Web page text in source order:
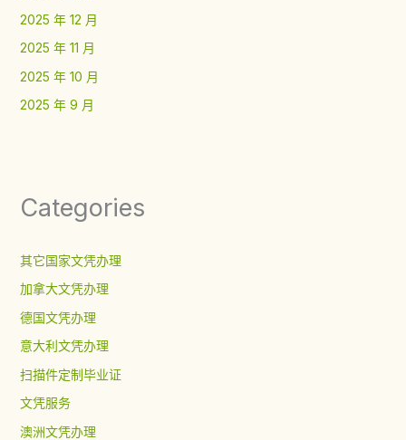
2025 年 12 月
2025 年 11 月
2025 年 10 月
2025 年 9 月
Categories
其它国家文凭办理
加拿大文凭办理
德国文凭办理
意大利文凭办理
扫描件定制毕业证
文凭服务
澳洲文凭办理